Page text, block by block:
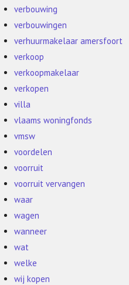
verbouwing
verbouwingen
verhuurmakelaar amersfoort
verkoop
verkoopmakelaar
verkopen
villa
vlaams woningfonds
vmsw
voordelen
voorruit
voorruit vervangen
waar
wagen
wanneer
wat
welke
wij kopen